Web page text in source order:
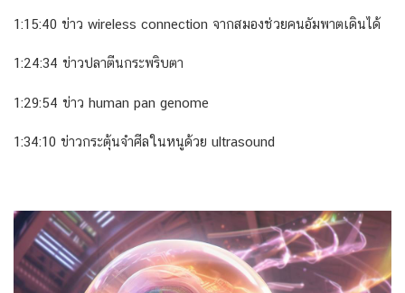
1:15:40 ข่าว wireless connection จากสมองช่วยคนอัมพาตเดินได้
1:24:34 ข่าวปลาตีนกระพริบตา
1:29:54 ข่าว human pan genome
1:34:10 ข่าวกระตุ้นจำศีลในหนูด้วย ultrasound